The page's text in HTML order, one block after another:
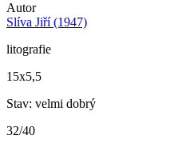
Autor
Slíva Jiří (1947)
litografie
15x5,5
Stav: velmi dobrý
32/40